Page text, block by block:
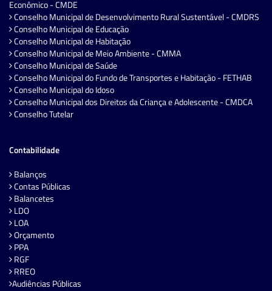
Econômico - CMDE
Conselho Municipal de Desenvolvimento Rural Sustentável - CMDRS
Conselho Municipal de Educação
Conselho Municipal de Habitação
Conselho Municipal de Meio Ambiente - CMMA
Conselho Municipal de Saúde
Conselho Municipal do Fundo de Transportes e Habitação - FETHAB
Conselho Municipal do Idoso
Conselho Municipal dos Direitos da Criança e Adolescente - CMDCA
Conselho Tutelar
Contabilidade
Balanços
Contas Públicas
Balancetes
LDO
LOA
Orçamento
PPA
RGF
RREO
Audiências Públicas